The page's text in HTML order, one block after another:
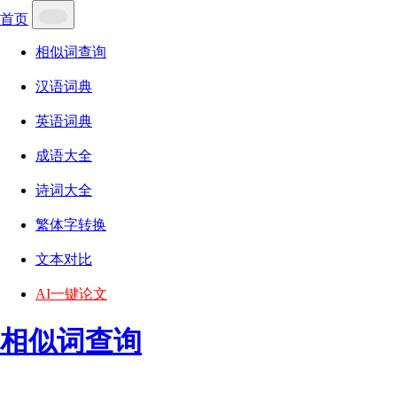
首页
相似词查询
汉语词典
英语词典
成语大全
诗词大全
繁体字转换
文本对比
AI一键论文
相似词查询